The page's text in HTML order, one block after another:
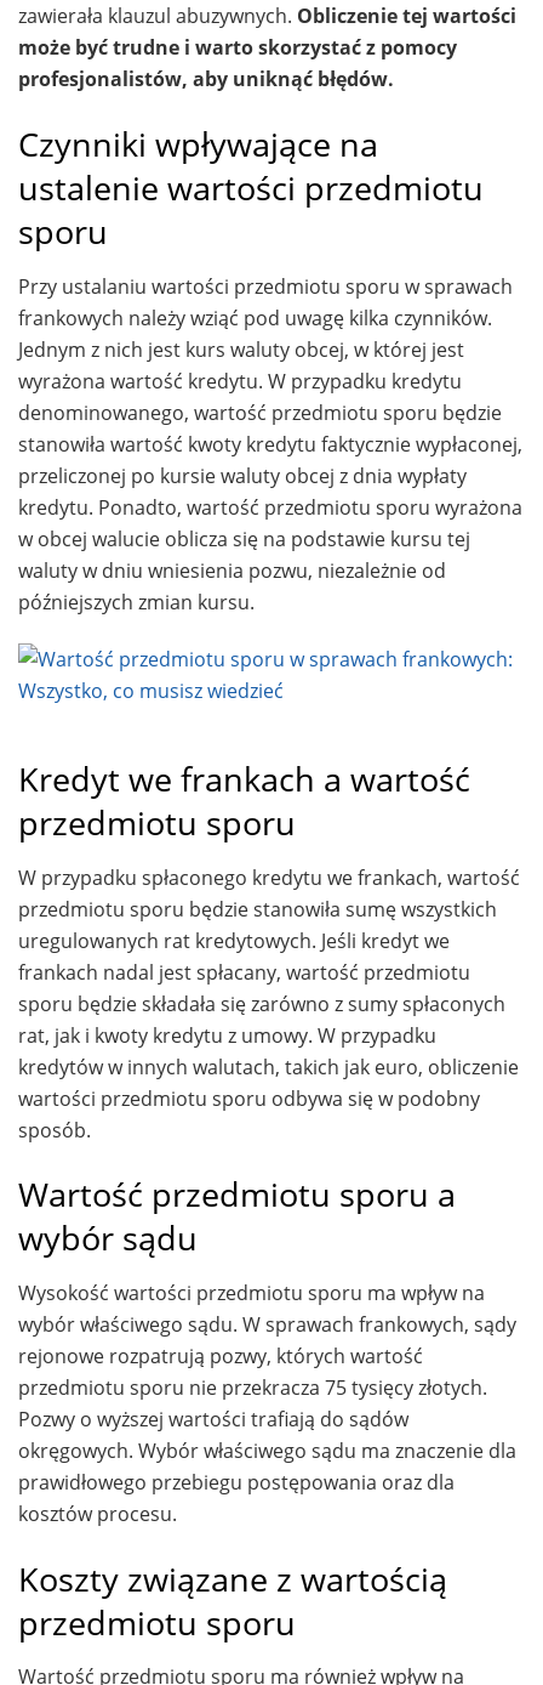
zawierała klauzul abuzywnych. Obliczenie tej wartości
może być trudne i warto skorzystać z pomocy
profesjonalistów, aby uniknąć błędów.
Czynniki wpływające na
ustalenie wartości przedmiotu
sporu
Przy ustalaniu wartości przedmiotu sporu w sprawach
frankowych należy wziąć pod uwagę kilka czynników.
Jednym z nich jest kurs waluty obcej, w której jest
wyrażona wartość kredytu. W przypadku kredytu
denominowanego, wartość przedmiotu sporu będzie
stanowiła wartość kwoty kredytu faktycznie wypłaconej,
przeliczonej po kursie waluty obcej z dnia wypłaty
kredytu. Ponadto, wartość przedmiotu sporu wyrażona
w obcej walucie oblicza się na podstawie kursu tej
waluty w dniu wniesienia pozwu, niezależnie od
późniejszych zmian kursu.
Kredyt we frankach a wartość
przedmiotu sporu
W przypadku spłaconego kredytu we frankach, wartość
przedmiotu sporu będzie stanowiła sumę wszystkich
uregulowanych rat kredytowych. Jeśli kredyt we
frankach nadal jest spłacany, wartość przedmiotu
sporu będzie składała się zarówno z sumy spłaconych
rat, jak i kwoty kredytu z umowy. W przypadku
kredytów w innych walutach, takich jak euro, obliczenie
wartości przedmiotu sporu odbywa się w podobny
sposób.
Wartość przedmiotu sporu a
wybór sądu
Wysokość wartości przedmiotu sporu ma wpływ na
wybór właściwego sądu. W sprawach frankowych, sądy
rejonowe rozpatrują pozwy, których wartość
przedmiotu sporu nie przekracza 75 tysięcy złotych.
Pozwy o wyższej wartości trafiają do sądów
okręgowych. Wybór właściwego sądu ma znaczenie dla
prawidłowego przebiegu postępowania oraz dla
kosztów procesu.
Koszty związane z wartością
przedmiotu sporu
Wartość przedmiotu sporu ma również wpływ na